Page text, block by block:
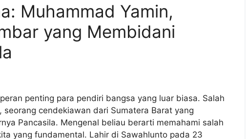
Muhammad Yamin,
yang Membidani
penting para pendiri bangsa yang luar biasa. Salah
cendekiawan dari Sumatera Barat yang
Pancasila. Mengenal beliau berarti memahami salah
yang fundamental. Lahir di Sawahlunto pada 23